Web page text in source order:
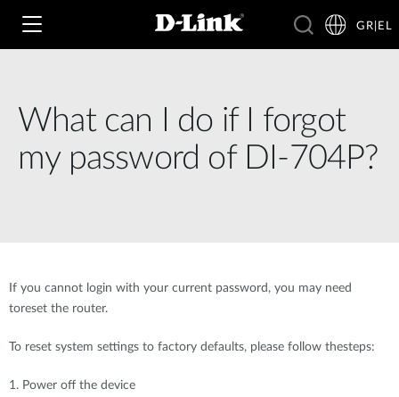
Wi‑Fi
4G & 5G
Έξυπνο Σπίτι
Accessories
Business Routers
Nuclias
Για Επιχειρήσεις
Brochures and Guides
GR|EL
What can I do if I forgot
my password of DI-704P?
If you cannot login with your current password, you may need
toreset the router.
To reset system settings to factory defaults, please follow thesteps:
1. Power off the device